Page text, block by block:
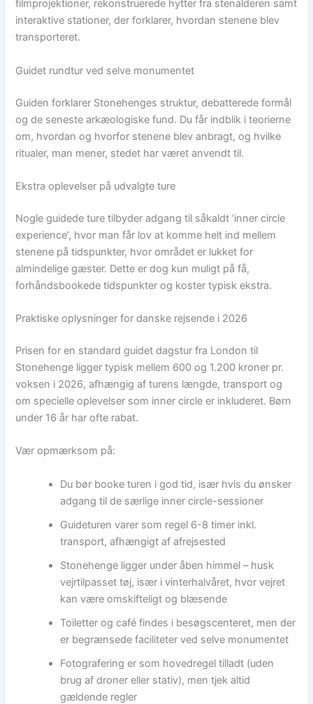
filmprojektioner, rekonstruerede hytter fra stenalderen samt
interaktive stationer, der forklarer, hvordan stenene blev
transporteret.
Guidet rundtur ved selve monumentet
Guiden forklarer Stonehenges struktur, debatterede formål
og de seneste arkæologiske fund. Du får indblik i teorierne
om, hvordan og hvorfor stenene blev anbragt, og hvilke
ritualer, man mener, stedet har været anvendt til.
Ekstra oplevelser på udvalgte ture
Nogle guidede ture tilbyder adgang til såkaldt ’inner circle
experience’, hvor man får lov at komme helt ind mellem
stenene på tidspunkter, hvor området er lukket for
almindelige gæster. Dette er dog kun muligt på få,
forhåndsbookede tidspunkter og koster typisk ekstra.
Praktiske oplysninger for danske rejsende i 2026
Prisen for en standard guidet dagstur fra London til
Stonehenge ligger typisk mellem 600 og 1.200 kroner pr.
voksen i 2026, afhængig af turens længde, transport og
om specielle oplevelser som inner circle er inkluderet. Børn
under 16 år har ofte rabat.
Vær opmærksom på:
Du bør booke turen i god tid, især hvis du ønsker
adgang til de særlige inner circle-sessioner
Guideturen varer som regel 6-8 timer inkl.
transport, afhængigt af afrejsested
Stonehenge ligger under åben himmel – husk
vejrtilpasset tøj, især i vinterhalvåret, hvor vejret
kan være omskifteligt og blæsende
Toiletter og café findes i besøgscenteret, men der
er begrænsede faciliteter ved selve monumentet
Fotografering er som hovedregel tilladt (uden
brug af droner eller stativ), men tjek altid
gældende regler